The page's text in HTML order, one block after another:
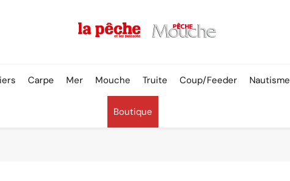
Carpe Mer Mouche Truite Coup/Feeder Nautisme
Boutique